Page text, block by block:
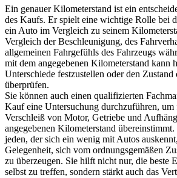
Ein genauer Kilometerstand ist ein
des Kaufs. Er spielt eine wichtige Rolle bei
ein Auto im Vergleich zu seinem
Vergleich der Beschleunigung, des
allgemeinen Fahrgefühls des Fahrzeugs
mit dem angegebenen Kilometerstand kann
Unterschiede festzustellen oder den Zustand
überprüfen.
Sie können auch einen qualifizierten
Kauf eine Untersuchung durchzuführen, um
Verschleiß von Motor, Getriebe und
angegebenen Kilometerstand
jeden, der sich ein wenig mit Autos
Gelegenheit, sich vom ordnungsgemäßen
zu überzeugen. Sie hilft nicht nur, die beste
selbst zu treffen, sondern stärkt auch das